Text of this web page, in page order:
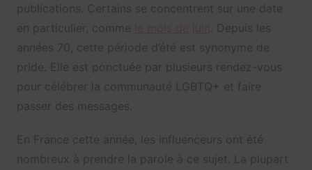
publications. Certains se concentrent sur une date
en particulier, comme
. Depuis les
années 70, cette période d’été est synonyme de
pride. Elle est ponctuée par plusieurs rendez-vous
pour célébrer la communauté LGBTQ+ et faire
passer des messages.
En France cette année, les influenceurs ont été
nombreux à prendre la parole à ce sujet. La plupart